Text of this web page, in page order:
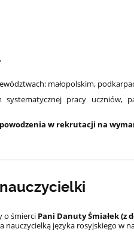
małopolskim,
pracy uczniów,
w rekrutacji na
o śmierci Pani Danuty Śmiałek (z
nauczycielką języka rosyjskiego w